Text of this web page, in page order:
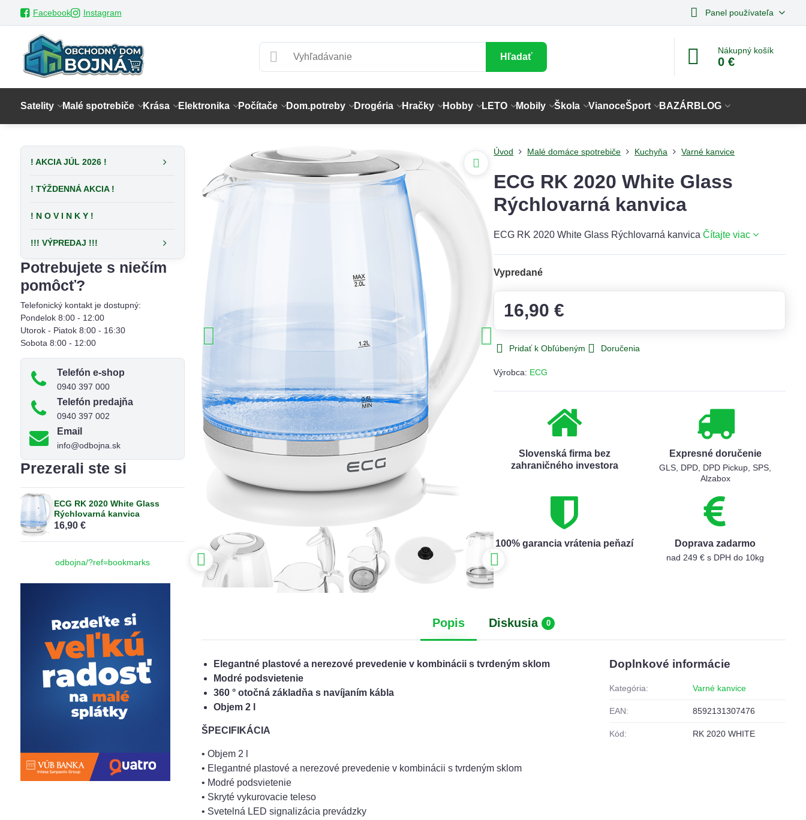
Facebook Instagram Panel používateľa
Hľadať
Nákupný košík
0 €
Satelity Malé spotrebiče Krása Elektronika Počítače Dom.potreby Drogéria Hračky Hobby LETO Mobily Škola VianoceŠport BAZÁR BLOG
Úvod Malé domáce spotrebiče Kuchyňa Varné kanvice
ECG RK 2020 White Glass
Rýchlovarná kanvica
ECG RK 2020 White Glass Rýchlovarná kanvicaČítajte viac
Vypredané
16,90 €
Pridať k Obľúbeným Doručenia
Výrobca: ECG
Slovenská firma bez
zahraničného investora
Expresné doručenie
GLS, DPD, DPD Pickup, SPS,
Alzabox
100% garancia vrátenia peňazí Doprava zadarmo
nad 249 € s DPH do 10kg
Popis Diskusia 0
Elegantné plastové a nerezové prevedenie v kombinácii s tvrdeným sklom
Modré podsvietenie
360 ° otočná základňa s navíjaním kábla
Objem 2 l
ŠPECIFIKÁCIA
• Objem 2 l
• Elegantné plastové a nerezové prevedenie v kombinácii s tvrdeným sklom
• Modré podsvietenie
• Skryté vykurovacie teleso
• Svetelná LED signalizácia prevádzky
Doplnkové informácie
Kategória: Varné kanvice
EAN: 8592131307476
Kód: RK 2020 WHITE
! AKCIA JÚL 2026 !
! TÝŽDENNÁ AKCIA !
! N O V I N K Y !
!!! VÝPREDAJ !!!
Potrebujete s niečím
pomôcť?
Telefonický kontakt je dostupný:
Pondelok 8:00 - 12:00
Utorok - Piatok 8:00 - 16:30
Sobota 8:00 - 12:00
Telefón e-shop
0940 397 000
Telefón predajňa
0940 397 002
Email
info@odbojna.sk
Prezerali ste si
ECG RK 2020 White Glass
Rýchlovarná kanvica
16,90 €
odbojna/?ref=bookmarks